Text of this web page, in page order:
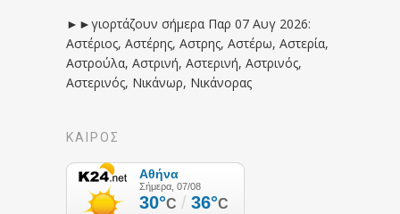
►►γιορτάζουν σήμερα Παρ 07 Αυγ 2026:
Αστέριος, Αστέρης, Αστρης, Αστέρω, Αστερία,
Αστρούλα, Αστρινή, Αστερινή, Αστρινός,
Αστερινός, Νικάνωρ, Νικάνορας
ΚΑΙΡΟΣ